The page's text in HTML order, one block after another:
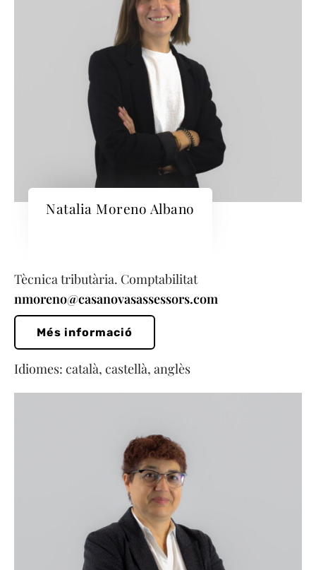
Natalia Moreno Albano
Tècnica tributària. Comptabilitat
nmoreno@casanovasassessors.com
Més informació
Idiomes: català, castellà, anglès